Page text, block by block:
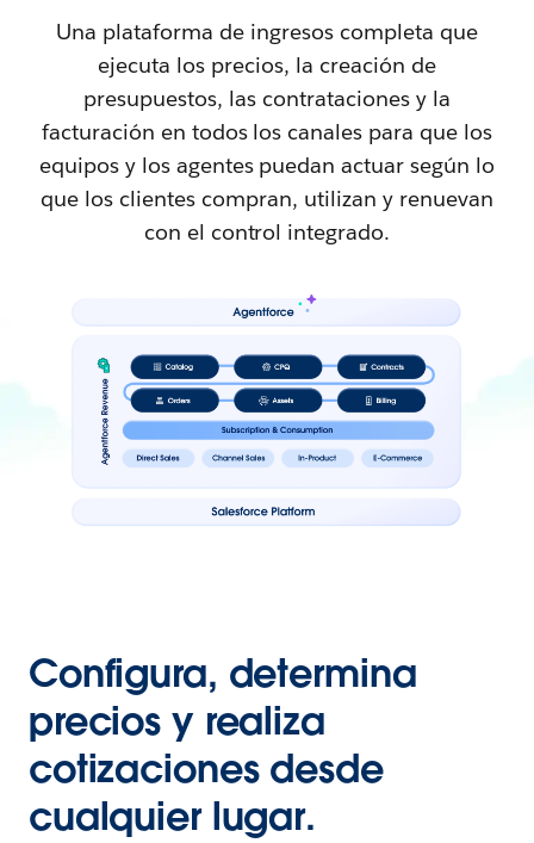
Una plataforma de ingresos completa que
ejecuta los precios, la creación de
presupuestos, las contrataciones y la
facturación en todos los canales para que los
equipos y los agentes puedan actuar según lo
que los clientes compran, utilizan y renuevan
con el control integrado.
Configura, determina
precios y realiza
cotizaciones desde
cualquier lugar.